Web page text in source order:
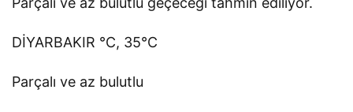
DİYARBAKIR °C, 35°C
Parçalı ve az bulutlu